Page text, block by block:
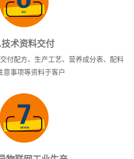
术资料交付
付配方、生产工艺、营养成分表、配料
意事项等资料于客户